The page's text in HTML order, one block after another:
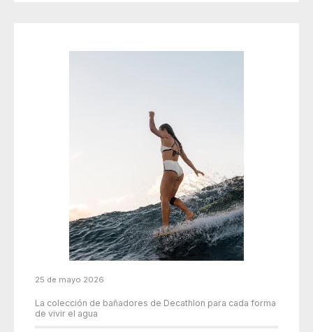
25 de mayo 2026
La colección de bañadores de Decathlon para cada forma
de vivir el agua